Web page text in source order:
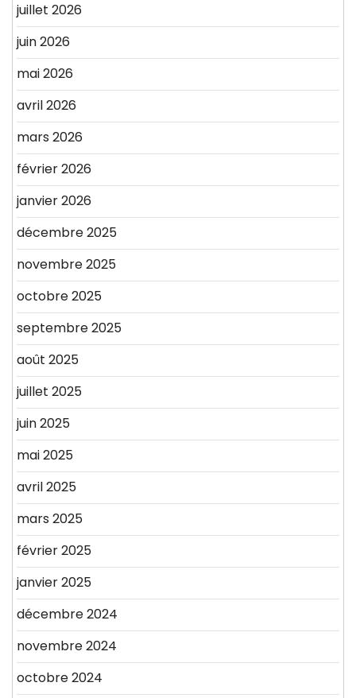
juillet 2026
juin 2026
mai 2026
avril 2026
mars 2026
février 2026
janvier 2026
décembre 2025
novembre 2025
octobre 2025
septembre 2025
août 2025
juillet 2025
juin 2025
mai 2025
avril 2025
mars 2025
février 2025
janvier 2025
décembre 2024
novembre 2024
octobre 2024